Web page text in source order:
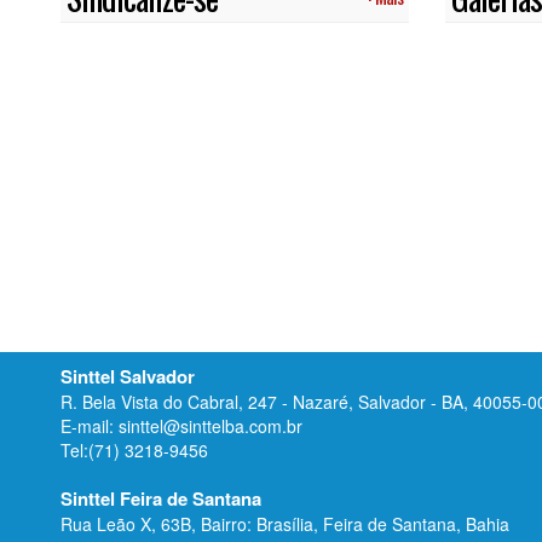
Sinttel Salvador
R. Bela Vista do Cabral, 247 - Nazaré, Salvador - BA, 40055-
E-mail: sinttel@sinttelba.com.br
Tel:(71) 3218-9456
Sinttel Feira de Santana
Rua Leão X, 63B, Bairro: Brasília, Feira de Santana, Bahia